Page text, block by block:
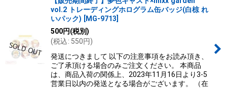
vol.2 トレーディングホログラム缶バッジ(白椋 れ
いパック)
MG-9713
500円(税別)
(税込: 550円)
発送につきまして 以下の注意事項をお読み頂き、
ご了承頂ける場合のみご注文ください。 本商品
は、商品入荷の関係上、2023年11月16日より3-5
営業日以内の発送となる場合がございます。 （在